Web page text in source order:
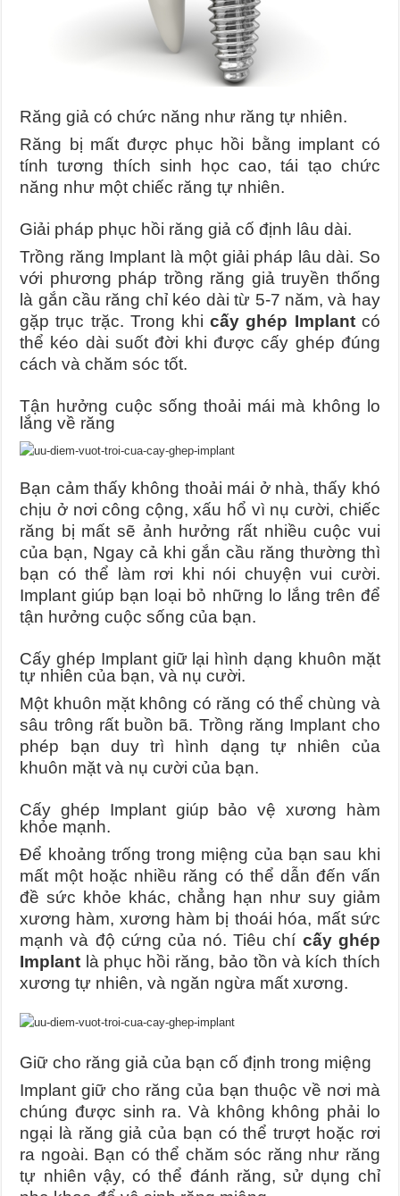
Răng giả có chức năng như răng tự nhiên.
Răng bị mất được phục hồi bằng implant có
tính tương thích sinh học cao, tái tạo chức
năng như một chiếc răng tự nhiên.
Giải pháp phục hồi răng giả cố định lâu dài.
Trồng răng Implant là một giải pháp lâu dài. So
với phương pháp trồng răng giả truyền thống
là gắn cầu răng chỉ kéo dài từ 5-7 năm, và hay
gặp trục trặc. Trong khicấy ghép Implantcó
thể kéo dài suốt đời khi được cấy ghép đúng
cách và chăm sóc tốt.
Tận hưởng cuộc sống thoải mái mà không lo
lắng về răng
Bạn cảm thấy không thoải mái ở nhà, thấy khó
chịu ở nơi công cộng, xấu hổ vì nụ cười, chiếc
răng bị mất sẽ ảnh hưởng rất nhiều cuộc vui
của bạn, Ngay cả khi gắn cầu răng thường thì
bạn có thể làm rơi khi nói chuyện vui cười.
Implant giúp bạn loại bỏ những lo lắng trên để
tận hưởng cuộc sống của bạn.
Cấy ghép Implant giữ lại hình dạng khuôn mặt
tự nhiên của bạn, và nụ cười.
Một khuôn mặt không có răng có thể chùng và
sâu trông rất buồn bã. Trồng răng Implant cho
phép bạn duy trì hình dạng tự nhiên của
khuôn mặt và nụ cười của bạn.
Cấy ghép Implant giúp bảo vệ xương hàm
khỏe mạnh.
Để khoảng trống trong miệng của bạn sau khi
mất một hoặc nhiều răng có thể dẫn đến vấn
đề sức khỏe khác, chẳng hạn như suy giảm
xương hàm, xương hàm bị thoái hóa, mất sức
mạnh và độ cứng của nó. Tiêu chí cấy ghép
Implant là phục hồi răng, bảo tồn và kích thích
xương tự nhiên, và ngăn ngừa mất xương.
Giữ cho răng giả của bạn cố định trong miệng
Implant giữ cho răng của bạn thuộc về nơi mà
chúng được sinh ra. Và không không phải lo
ngại là răng giả của bạn có thể trượt hoặc rơi
ra ngoài. Bạn có thể chăm sóc răng như răng
tự nhiên vậy, có thể đánh răng, sử dụng chỉ